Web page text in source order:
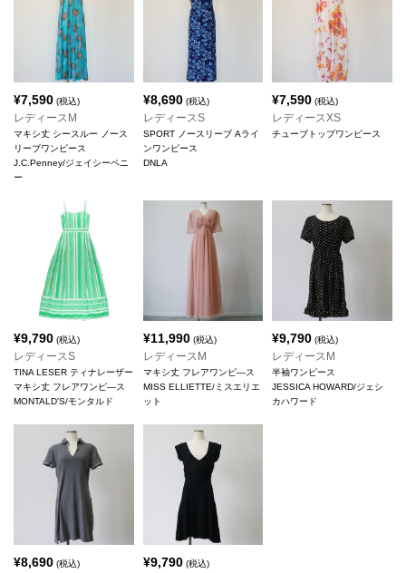
¥7,590 (税込)
レディースM
マキシ丈 シースルー ノース
リーブワンピース
J.C.Penney/ジェイシーペニ
ー
¥8,690(税込)
レディースS
SPORT ノースリーブ Aライ
ンワンピース
DNLA
¥7,590 (税込)
レディースXS
チューブトップワンピース
¥9,790 (税込)
レディースS
TINA LESER ティナレーザー
マキシ丈 フレアワンピ―ス
MONTALD'S/モンタルド
¥11,990(税込)
レディースM
マキシ丈 フレアワンピ―ス
MISS ELLIETTE/ミスエリエ
ット
¥9,790 (税込)
レディースM
半袖ワンピース
JESSICA HOWARD/ジェシ
カハワード
¥8,690 (税込) ¥9,790(税込)